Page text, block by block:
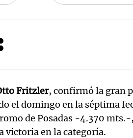
Fritzler, confirmó la gran
el domingo en la séptima
de Posadas -4.370
victoria en la categoría.